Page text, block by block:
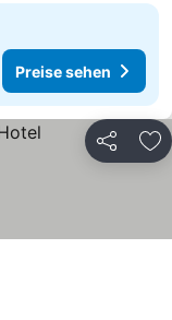
Preise sehen
Teilen